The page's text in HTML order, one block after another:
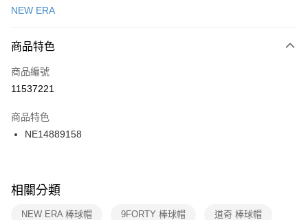
便利好安心！
３．安心：先確認商品／服務後，再付款。
【「AFTEE先享後付」結帳流程】
１．於結帳方式選擇「AFTEE先享後付」後，將跳轉至「AFTEE先享後付」
２．訂單成立數日內，您將收到繳費通知簡訊。
３．收到繳費通知簡訊後14天內，點擊此簡訊中的連結，可透過四大超商／
ATM／網路銀行／等多元方式進行付款，方視為交易完成。
※ 交易是否成功請以「AFTEE先享後付 」之結帳頁面顯示為準，若有關於
是否繳費成功／繳費後需取消欲退款等相關疑問，請聯繫「AFTEE先享後付
客戶支援中心」https://netprotections.freshdesk.com/support/home
運送方式
每筆NT$100，滿NT$1,500(含以上)免運費
宅配
每筆NT$100，滿NT$1,500(含以上)免運費
付款後門市自取
每筆NT$100，滿NT$1,500(含以上)免運費
NEW ERA
商品特色
商品編號
11537221
商品特色
NE14889158
相關分類
NEW ERA 棒球帽 9FORTY 棒球帽 道奇 棒球帽